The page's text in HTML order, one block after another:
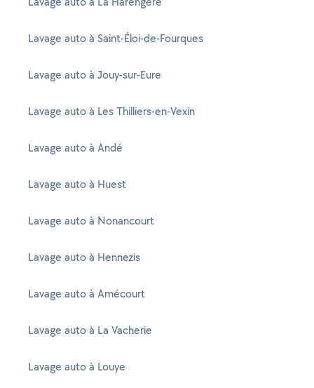
Lavage auto à Saint-Éloi-de-Fourques
Lavage auto à Jouy-sur-Eure
Lavage auto à Les Thilliers-en-Vexin
Lavage auto à Andé
Lavage auto à Huest
Lavage auto à Nonancourt
Lavage auto à Hennezis
Lavage auto à Amécourt
Lavage auto à La Vacherie
Lavage auto à Louye